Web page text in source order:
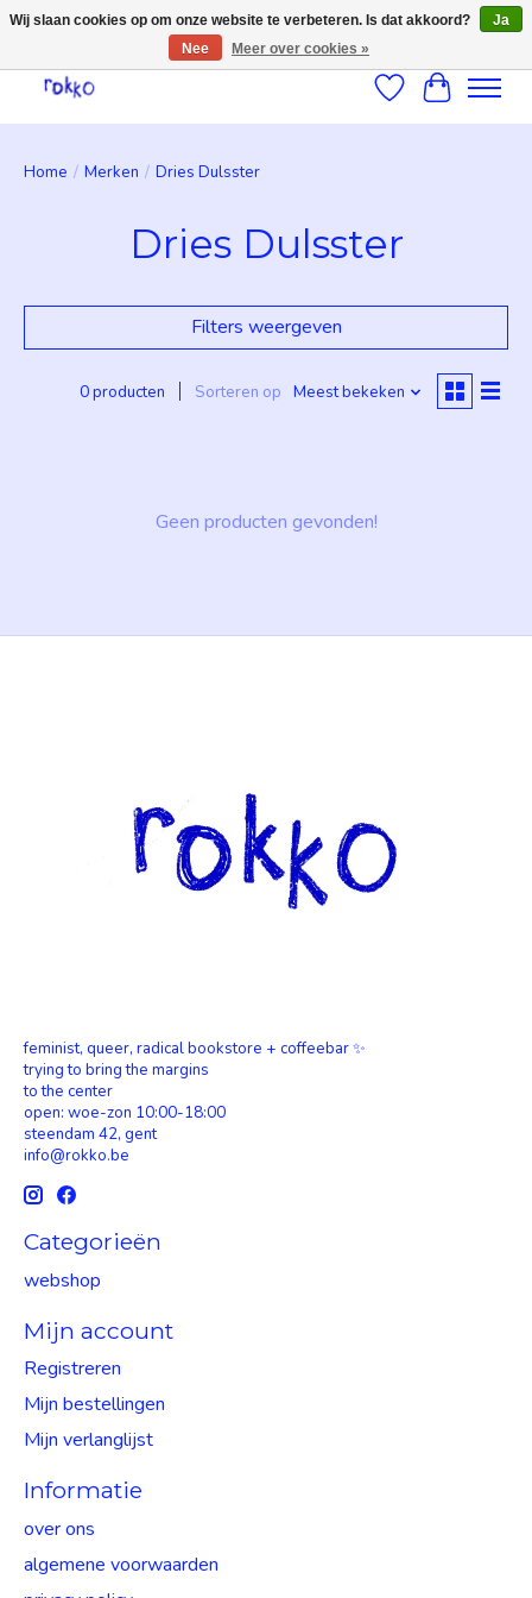
Verlanglijst
Home / Merken / Dries Dulsster
Dries Dulsster
Filters weergeven
0 producten Sorteren op Meest bekeken
Geen producten gevonden!
feminist, queer, radical bookstore + coffeebar ✨
trying to bring the margins
to the center
open: woe-zon 10:00-18:00
steendam 42, gent
info@rokko.be
Categorieën
webshop
Mijn account
Registreren
Mijn bestellingen
Mijn verlanglijst
Informatie
over ons
algemene voorwaarden
Wij slaan cookies op om onze website te verbeteren. Is dat akkoord?
Ja
Nee
Meer over cookies »